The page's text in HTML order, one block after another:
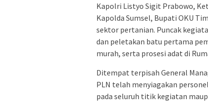
Kapolri Listyo Sigit Prabowo,
Kapolda Sumsel, Bupati OKU
sektor pertanian. Puncak
dan peletakan batu pertama
murah, serta prosesi adat di
Ditempat terpisah General
PLN telah menyiagakan
pada seluruh titik kegiatan